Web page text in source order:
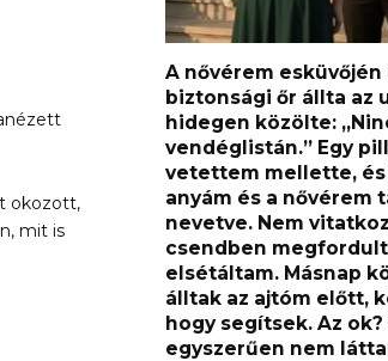
okozott,
mit is
A nővérem esküvőjén
biztonsági őr állta az
hidegen közölte:
vendéglistán.” Egy
vetettem mellette,
anyám és a nővérem
nevetve. Nem
csendben
elsétáltam. Másnap
álltak az ajtóm előtt,
hogy segítsek. Az
egyszerűen nem